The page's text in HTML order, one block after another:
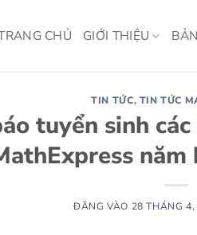
CHỦ GIỚI THIỆU
TIN TỨC, TIN TỨC
tuyển sinh
ĐĂNG VÀO 28 THÁNG